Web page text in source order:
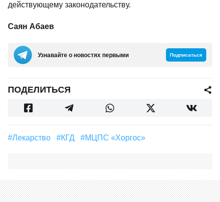
действующему законодательству.
Саян Абаев
Узнавайте о новостях первыми Подписаться
ПОДЕЛИТЬСЯ
#лекарство #КГД #МЦПС «Хоргос»